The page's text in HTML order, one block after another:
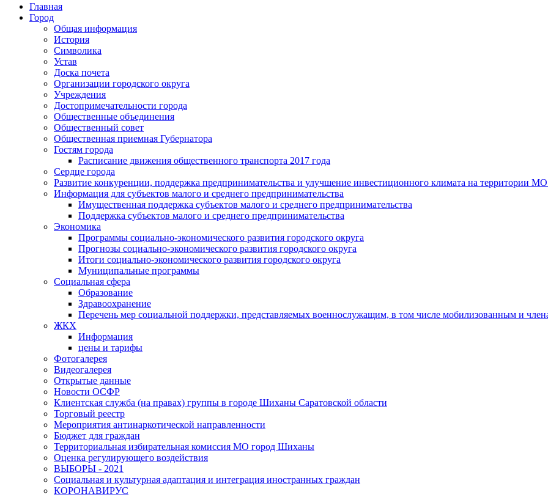
Главная
Город
Общая информация
История
Символика
Устав
Доска почета
Организации городского округа
Учреждения
Достопримечательности города
Общественные объединения
Общественный совет
Общественная приемная Губернатора
Гостям города
Расписание движения общественного транспорта 2017 года
Сердце города
Развитие конкуренции, поддержка предпринимательства и улучшение инвестиционного климата на территории
Информация для субъектов малого и среднего предпринимательства
Имущественная поддержка субъектов малого и среднего предпринимательства
Поддержка субъектов малого и среднего предпринимательства
Экономика
Программы социально-экономического развития городского округа
Прогнозы социально-экономического развития городского округа
Итоги социально-экономического развития городского округа
Муниципальные программы
Социальная сфера
Образование
Здравоохранение
Перечень мер социальной поддержки, представляемых военнослужащим, в том числе мобилизованным и
ЖКХ
Информация
цены и тарифы
Фотогалерея
Видеогалерея
Открытые данные
Новости ОСФР
Клиентская служба (на правах) группы в городе Шиханы Саратовской области
Торговый реестр
Мероприятия антинаркотической направленности
Бюджет для граждан
Территориальная избирательная комиссия МО город Шиханы
Оценка регулирующего воздействия
ВЫБОРЫ - 2021
Социальная и культурная адаптация и интеграция иностранных граждан
КОРОНАВИРУС